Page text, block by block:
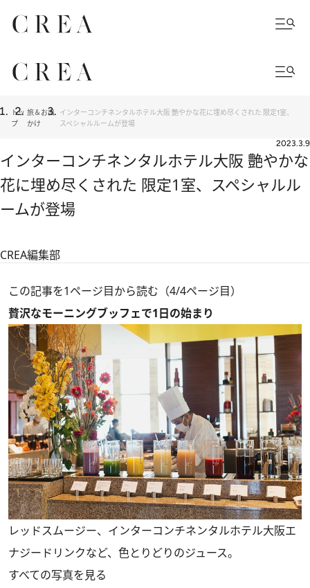
トッ
プ
旅＆お出
かけ
インターコンチネンタルホテル大阪 艶やかな花に埋め尽くされた 限定1室、
スペシャルルームが登場
2023.3.9
インターコンチネンタルホテル大阪 艶やかな
花に埋め尽くされた 限定1室、スペシャルル
ームが登場
CREA編集部
この記事を1ページ目から読む（4/4ページ目）
贅沢なモーニングブッフェで1日の始まり
レッドスムージー、インターコンチネンタルホテル大阪エ
ナジードリンクなど、色とりどりのジュース。
すべての写真を見る